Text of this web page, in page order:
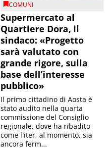
COMUNI
Supermercato al
Quartiere Dora, il
sindaco: «Progetto
sarà valutato con
grande rigore, sulla
base dell’interesse
pubblico»
Il primo cittadino di Aosta è
stato audito nella quarta
commissione del Consiglio
regionale, dove ha ribadito
come l'iter, al momento, sia
ancora ferm...